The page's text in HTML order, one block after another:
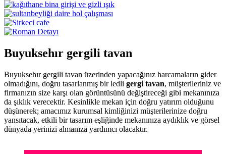
Buyuksehır gergili tavan
Buyuksehır gergili tavan üzerinden yapacağınız harcamaların gider
olmadığını, doğru tasarlanmış bir ledli gergi tavan, müşterileriniz ve
firmanızın size karşı olan görüntüsünü değiştireceği gibi mekanınıza
da şıklık verecektir. Kesinlikle mekan için doğru yatırım olduğunu
düşünerek; amacımız kurumsal kimliğinizi müşterilerinize doğru
yansıtacak, etkili bir tasarım eşliğinde mekanınıza aydıklık ve görsel
dünyada yerinizi almanıza yardımcı olacaktır.